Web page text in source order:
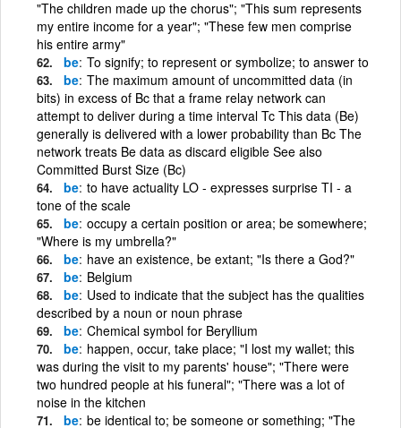
"The children made up the chorus"; "This sum represents
my entire income for a year"; "These few men comprise
his entire army"
be To signify; to represent or symbolize; to answer to
be The maximum amount of uncommitted data (in
bits) in excess of Bc that a frame relay network can
attempt to deliver during a time interval Tc This data (Be)
generally is delivered with a lower probability than Bc The
network treats Be data as discard eligible See also
Committed Burst Size (Bc)
be to have actuality LO - expresses surprise TI - a
tone of the scale
be occupy a certain position or area; be somewhere;
"Where is my umbrella?"
be have an existence, be extant; "Is there a God?"
be Belgium
be Used to indicate that the subject has the qualities
described by a noun or noun phrase
be Chemical symbol for Beryllium
be happen, occur, take place; "I lost my wallet; this
was during the visit to my parents' house"; "There were
two hundred people at his funeral"; "There was a lot of
noise in the kitchen
be be identical to; be someone or something; "The